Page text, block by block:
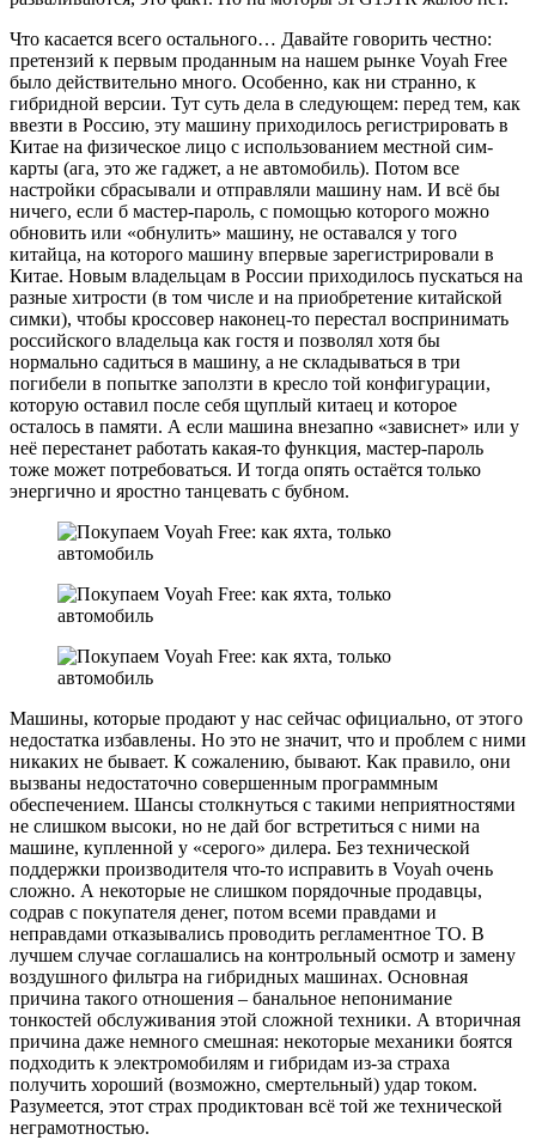
Что касается всего остального… Давайте говорить честно:
претензий к первым проданным на нашем рынке Voyah Free
было действительно много. Особенно, как ни странно, к
гибридной версии. Тут суть дела в следующем: перед тем, как
ввезти в Россию, эту машину приходилось регистрировать в
Китае на физическое лицо с использованием местной сим-
карты (ага, это же гаджет, а не автомобиль). Потом все
настройки сбрасывали и отправляли машину нам. И всё бы
ничего, если б мастер-пароль, с помощью которого можно
обновить или «обнулить» машину, не оставался у того
китайца, на которого машину впервые зарегистрировали в
Китае. Новым владельцам в России приходилось пускаться на
разные хитрости (в том числе и на приобретение китайской
симки), чтобы кроссовер наконец-то перестал воспринимать
российского владельца как гостя и позволял хотя бы
нормально садиться в машину, а не складываться в три
погибели в попытке заползти в кресло той конфигурации,
которую оставил после себя щуплый китаец и которое
осталось в памяти. А если машина внезапно «зависнет» или у
неё перестанет работать какая-то функция, мастер-пароль
тоже может потребоваться. И тогда опять остаётся только
энергично и яростно танцевать с бубном.
Машины, которые продают у нас сейчас официально, от этого
недостатка избавлены. Но это не значит, что и проблем с ними
никаких не бывает. К сожалению, бывают. Как правило, они
вызваны недостаточно совершенным программным
обеспечением. Шансы столкнуться с такими неприятностями
не слишком высоки, но не дай бог встретиться с ними на
машине, купленной у «серого» дилера. Без технической
поддержки производителя что-то исправить в Voyah очень
сложно. А некоторые не слишком порядочные продавцы,
содрав с покупателя денег, потом всеми правдами и
неправдами отказывались проводить регламентное ТО. В
лучшем случае соглашались на контрольный осмотр и замену
воздушного фильтра на гибридных машинах. Основная
причина такого отношения – банальное непонимание
тонкостей обслуживания этой сложной техники. А вторичная
причина даже немного смешная: некоторые механики боятся
подходить к электромобилям и гибридам из-за страха
получить хороший (возможно, смертельный) удар током.
Разумеется, этот страх продиктован всё той же технической
неграмотностью.